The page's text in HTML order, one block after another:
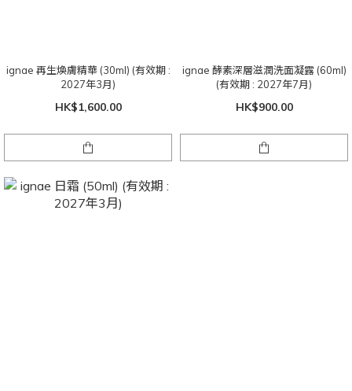
ignae 再生煥膚精華 (30ml) (有效期 :
2027年3月)
HK$1,600.00
ignae 酵素深層滋潤洗面凝露 (60ml)
(有效期 : 2027年7月)
HK$900.00